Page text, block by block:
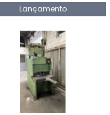
Lançamento